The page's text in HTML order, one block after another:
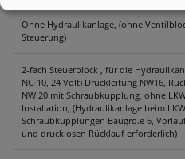
Ohne Hydraulikanlage, (ohne
Steuerung)
2-fach Steuerblock , für die
NG 10, 24 Volt) Druckleitung NW16,
NW 20 mit Schraubkupplung, ohne
Installation, (Hydraulikanlage beim
Schraubkupplungen Baugrö.e 6,
und drucklosen Rücklauf erforderlich)